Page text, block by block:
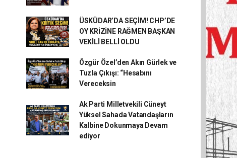
ÜSKÜDAR’DA SEÇİM! CHP’DE
OY KRİZİNE RAĞMEN BAŞKAN
VEKİLİ BELLİ OLDU
Özgür Özel’den Akın Gürlek ve
Tuzla Çıkışı: “Hesabını
Vereceksin
Ak Parti Milletvekili Cüneyt
Yüksel Sahada Vatandaşların
Kalbine Dokunmaya Devam
ediyor